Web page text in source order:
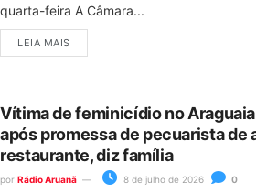
quarta-feira A Câmara...
LEIA MAIS
Vítima de feminicídio no
após promessa de pecuarista de
restaurante, diz família
por Rádio Aruanã 8 de julho de 2026 0